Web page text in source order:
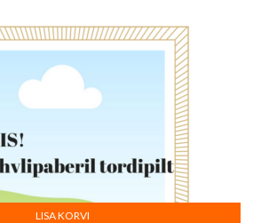
LISA KORVI